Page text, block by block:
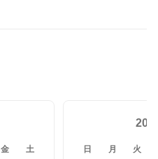
金 土 日 月 火